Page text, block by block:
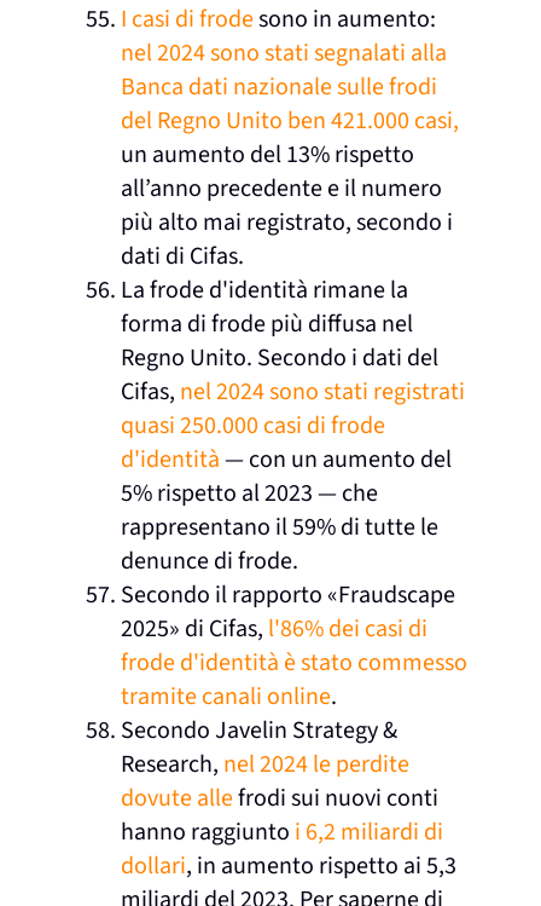
I casi di frodesono in aumento:
nel 2024 sono stati segnalati alla
Banca dati nazionale sulle frodi
del Regno Unito ben 421.000 casi,
un aumento del 13% rispetto
all’anno precedente e il numero
più alto mai registrato, secondo i
dati di Cifas.
La frode d'identità rimane la
forma di frode più diffusa nel
Regno Unito. Secondo i dati del
Cifas, nel 2024 sono stati registrati
quasi 250.000 casi di frode
d'identità— con un aumento del
5% rispetto al 2023 — che
rappresentano il 59% di tutte le
denunce di frode.
Secondo il rapporto «Fraudscape
2025» di Cifas, l'86% dei casi di
frode d'identità è stato commesso
tramite canali online.
Secondo Javelin Strategy &
Research, nel 2024 le perdite
dovute allefrodi sui nuovi conti
hanno raggiunto i 6,2 miliardi di
dollari, in aumento rispetto ai 5,3